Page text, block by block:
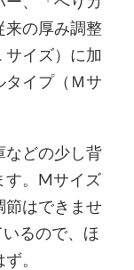
来の厚み調整
イズ）に加
タイプ（Ｍサ
などの少し背
す。Mサイズ
節はできませ
るので、ほ
。